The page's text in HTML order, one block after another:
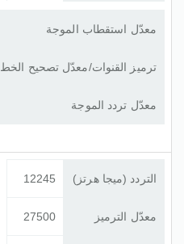
معدّل استقطاب الموجة
ترميز القنوات/معدّل تصحيح الخط
معدّل تردد الموجة
التردد (ميجا هرتز) 12245
معدّل الترميز 27500